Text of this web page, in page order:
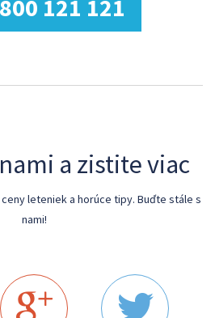
121 121
a zistite viac
leteniek a horúce tipy. Buďte stále s
nami!